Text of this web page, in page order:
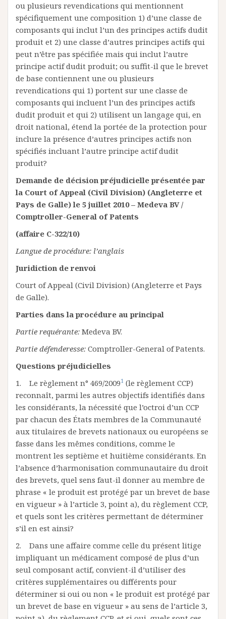
ou plusieurs revendications qui mentionnent
spécifiquement une composition 1) d’une classe de
composants qui inclut l’un des principes actifs dudit
produit et 2) une classe d’autres principes actifs qui
peut n’être pas spécifiée mais qui inclut l’autre
principe actif dudit produit; ou suffit-il que le brevet
de base contiennent une ou plusieurs
revendications qui 1) portent sur une classe de
composants qui incluent l’un des principes actifs
dudit produit et qui 2) utilisent un langage qui, en
droit national, étend la portée de la protection pour
inclure la présence d’autres principes actifs non
spécifiés incluant l’autre principe actif dudit
produit?
Demande de décision préjudicielle présentée par
la Court of Appeal (Civil Division) (Angleterre et
Pays de Galle) le 5 juillet 2010 – Medeva BV /
Comptroller-General of Patents
(affaire C-322/10)
Langue de procédure: l’anglais
Juridiction de renvoi
Court of Appeal (Civil Division) (Angleterre et Pays
de Galle).
Parties dans la procédure au principal
Partie requérante: Medeva BV.
Partie défenderesse: Comptroller-General of Patents.
Questions préjudicielles
1. Le règlement n° 469/20091 (le règlement CCP)
reconnaît, parmi les autres objectifs identifiés dans
les considérants, la nécessité que l’octroi d’un CCP
par chacun des États membres de la Communauté
aux titulaires de brevets nationaux ou européens se
fasse dans les mêmes conditions, comme le
montrent les septième et huitième considérants. En
l’absence d’harmonisation communautaire du droit
des brevets, quel sens faut-il donner au membre de
phrase « le produit est protégé par un brevet de base
en vigueur » à l’article 3, point a), du règlement CCP,
et quels sont les critères permettant de déterminer
s’il en est ainsi?
2. Dans une affaire comme celle du présent litige
impliquant un médicament composé de plus d’un
seul composant actif, convient-il d’utiliser des
critères supplémentaires ou différents pour
déterminer si oui ou non « le produit est protégé par
un brevet de base en vigueur » au sens de l’article 3,